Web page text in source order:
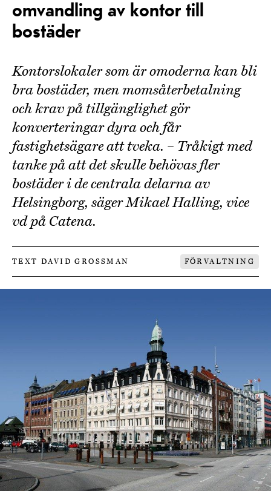
omvandling av kontor till
bostäder
Kontorslokaler som är omoderna kan bli
bra bostäder, men momsåterbetalning
och krav på tillgänglighet gör
konverteringar dyra och får
fastighetsägare att tveka. – Tråkigt med
tanke på att det skulle behövas fler
bostäder i de centrala delarna av
Helsingborg, säger Mikael Halling, vice
vd på Catena.
TEXT DAVID GROSSMAN FÖRVALTNING